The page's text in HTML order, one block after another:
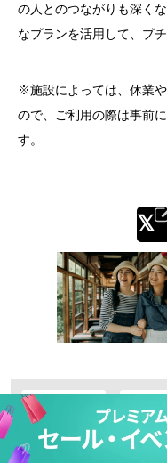
の人とのつながりも深く
なプランを活用して、プ
※施設によっては、休業
ので、ご利用の際は事前
す。
#ショッピング
#メリット #楽しみ方